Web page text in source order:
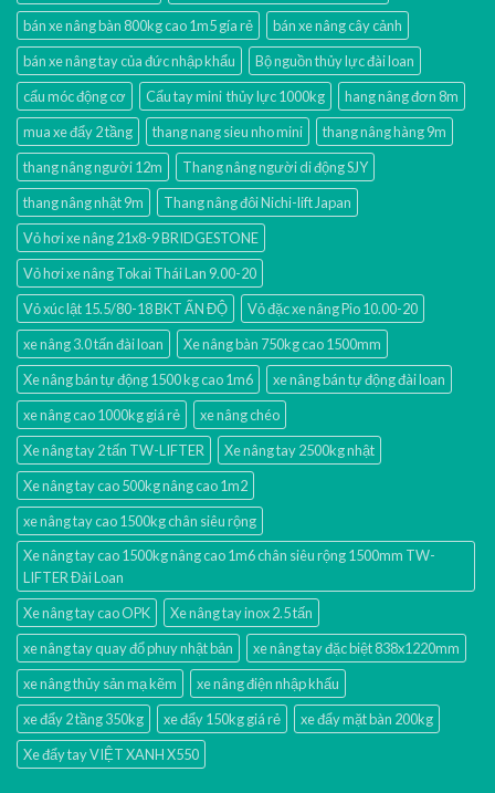
bán xe nâng bàn 800kg cao 1m5 gía rẻ
bán xe nâng cây cảnh
bán xe nâng tay của đức nhập khẩu
Bộ nguồn thủy lực đài loan
cẩu móc động cơ
Cẩu tay mini thủy lực 1000kg
hang nâng đơn 8m
mua xe đẩy 2 tầng
thang nang sieu nho mini
thang nâng hàng 9m
thang nâng người 12m
Thang nâng người di động SJY
thang nâng nhật 9m
Thang nâng đôi Nichi-lift Japan
Vỏ hơi xe nâng 21x8-9 BRIDGESTONE
Vỏ hơi xe nâng Tokai Thái Lan 9.00-20
Vỏ xúc lật 15.5/80-18 BKT ẤN ĐỘ
Vỏ đặc xe nâng Pio 10.00-20
xe nâng 3.0 tấn đài loan
Xe nâng bàn 750kg cao 1500mm
Xe nâng bán tự động 1500 kg cao 1m6
xe nâng bán tự động đài loan
xe nâng cao 1000kg giá rẻ
xe nâng chéo
Xe nâng tay 2 tấn TW-LIFTER
Xe nâng tay 2500kg nhật
Xe nâng tay cao 500kg nâng cao 1m2
xe nâng tay cao 1500kg chân siêu rộng
Xe nâng tay cao 1500kg nâng cao 1m6 chân siêu rộng 1500mm TW-
LIFTER Đài Loan
Xe nâng tay cao OPK
Xe nâng tay inox 2.5 tấn
xe nâng tay quay đổ phuy nhật bản
xe nâng tay đặc biệt 838x1220mm
xe nâng thủy sản mạ kẽm
xe nâng điện nhập khấu
xe đẩy 2 tầng 350kg
xe đẩy 150kg giá rẻ
xe đẩy mặt bàn 200kg
Xe đẩy tay VIỆT XANH X550